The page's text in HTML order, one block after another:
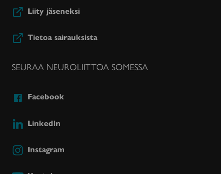
Liity jäseneksi
Tietoa sairauksista
SEURAA NEUROLIITTOA SOMESSA
Facebook
LinkedIn
Instagram